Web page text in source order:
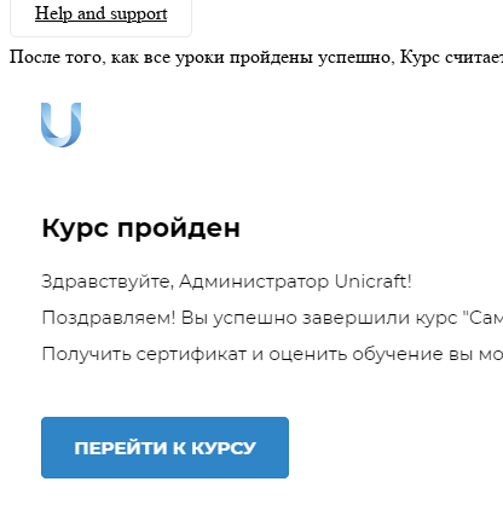
Help and support
После того, как все уроки пройдены успешно, Курс